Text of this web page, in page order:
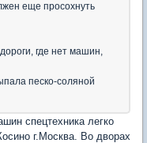
еще просохнуть
где нет машин,
песко-соляной
спецтехника легко
г.Москва. Во дворах